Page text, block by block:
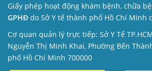
Giấy phép hoạt động khám bệnh, chữa
GPHĐ do Sở Y tế thành phố Hồ Chí Minh
Cơ quan quản lý trực tiếp: Sở Y Tế
Nguyễn Thị Minh Khai, Phường Bến
phố Hồ Chí Minh 700000